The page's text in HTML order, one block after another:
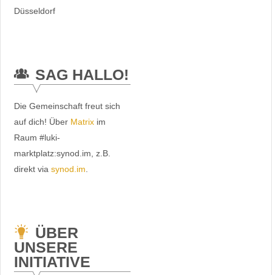
Düsseldorf
SAG HALLO!
Die Gemeinschaft freut sich
auf dich! Über Matrixim
Raum #luki-
marktplatz:synod.im, z.B.
direkt via synod.im.
ÜBER
UNSERE
INITIATIVE